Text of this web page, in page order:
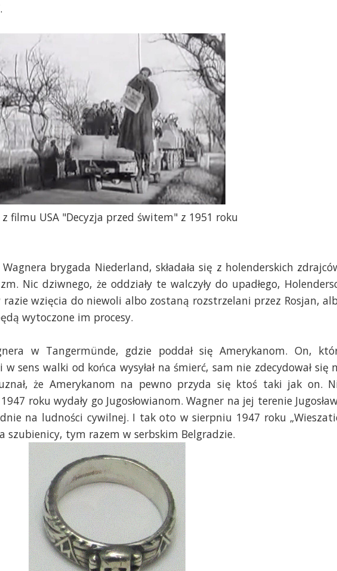
filmu USA "Decyzja przed świtem" z 1951 roku
brygada Niederland, składała się z holenderskich
Nic dziwnego, że oddziały te walczyły do upadłego,
wzięcia do niewoli albo zostaną rozstrzelani przez Rosjan,
wytoczone im procesy.
w Tangermünde, gdzie poddał się Amerykanom. On,
sens walki od końca wysyłał na śmierć, sam nie zdecydował się
że Amerykanom na pewno przyda się ktoś taki jak on.
1947 roku wydały go Jugosłowianom. Wagner na jej terenie
na ludności cywilnej. I tak oto w sierpniu 1947 roku
szubienicy, tym razem w serbskim Belgradzie.